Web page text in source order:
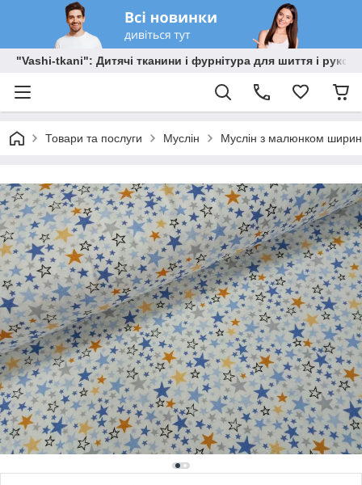
"Vashi-tkani": Дитячі тканини і фурнітура для шиття і
Товари та послуги Муслін Муслін з малюнком